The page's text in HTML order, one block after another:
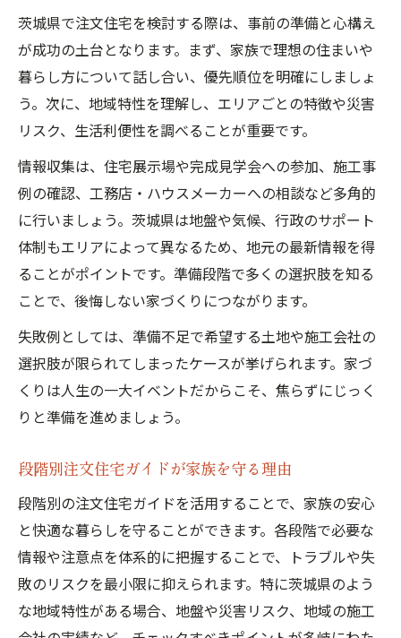
茨城県で注文住宅を検討する際は、事前の準備と心構え
が成功の土台となります。まず、家族で理想の住まいや
暮らし方について話し合い、優先順位を明確にしましょ
う。次に、地域特性を理解し、エリアごとの特徴や災害
リスク、生活利便性を調べることが重要です。
情報収集は、住宅展示場や完成見学会への参加、施工事
例の確認、工務店・ハウスメーカーへの相談など多角的
に行いましょう。茨城県は地盤や気候、行政のサポート
体制もエリアによって異なるため、地元の最新情報を得
ることがポイントです。準備段階で多くの選択肢を知る
ことで、後悔しない家づくりにつながります。
失敗例としては、準備不足で希望する土地や施工会社の
選択肢が限られてしまったケースが挙げられます。家づ
くりは人生の一大イベントだからこそ、焦らずにじっく
りと準備を進めましょう。
段階別注文住宅ガイドが家族を守る理由
段階別の注文住宅ガイドを活用することで、家族の安心
と快適な暮らしを守ることができます。各段階で必要な
情報や注意点を体系的に把握することで、トラブルや失
敗のリスクを最小限に抑えられます。特に茨城県のよう
な地域特性がある場合、地盤や災害リスク、地域の施工